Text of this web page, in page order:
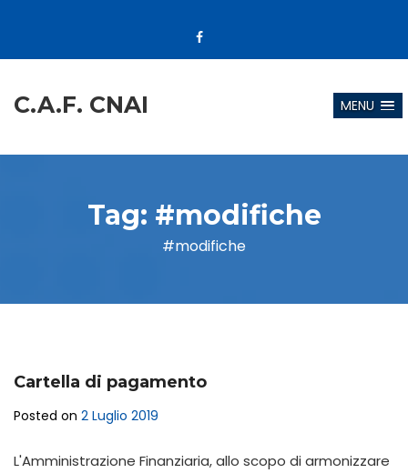
C.A.F. CNAI MENU
Tag: #modifiche
#modifiche
Cartella di pagamento
Posted on 2 Luglio 2019
L'Amministrazione Finanziaria, allo scopo di armonizzare